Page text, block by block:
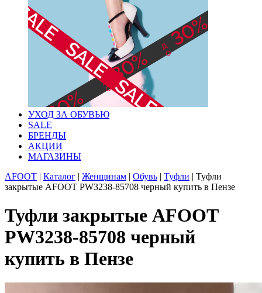
УХОД ЗА ОБУВЬЮ
SALE
БРЕНДЫ
АКЦИИ
МАГАЗИНЫ
AFOOT | Каталог | Женщинам | Обувь | Туфли | Туфли
закрытые AFOOT PW3238-85708 черный купить в Пензе
Туфли закрытые AFOOT
PW3238-85708 черный
купить в Пензе